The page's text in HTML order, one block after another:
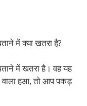
में क्या खतरा है?
में खतरा है। वह यह
वाला हआ, तो आप पकड़